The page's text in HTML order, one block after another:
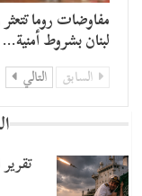
مفاوضات روما
لبنان بشروط أمنية…
السابق التالي